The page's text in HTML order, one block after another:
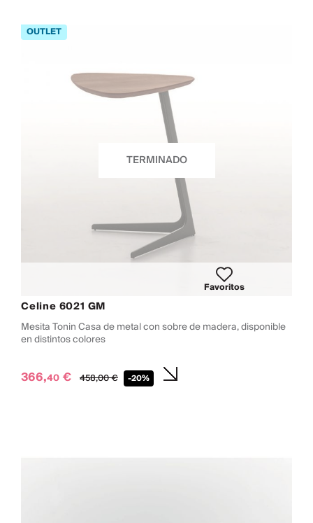
TERMINADO
Favoritos
Celine 6021 GM
Mesita Tonin Casa de metal con sobre de madera, disponible
en distintos colores
366,40 € 458,00€ -20%